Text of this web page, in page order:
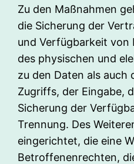
Zu den Maßnahmen
die Sicherung der
und Verfügbarkeit von
des physischen und
zu den Daten als auch
Zugriffs, der Eingabe,
Sicherung der
Trennung. Des
eingerichtet, die eine
Betroffenenrechten,